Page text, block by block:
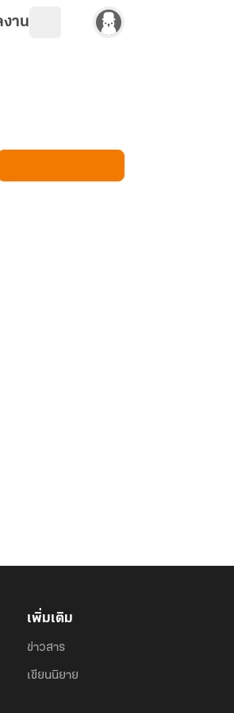
าน
เพิ่มเติม
ข่าวสาร
เขียนนิยาย